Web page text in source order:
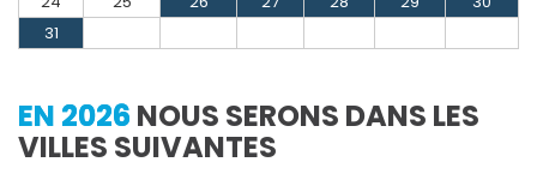
31
EN 2026 NOUS SERONS DANS LES
VILLES SUIVANTES